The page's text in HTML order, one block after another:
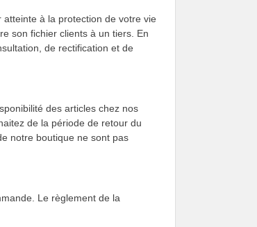
à la protection de votre vie
son fichier clients à un tiers. En
de rectification et de
des articles chez nos
de la période de retour du
notre boutique ne sont pas
Le règlement de la